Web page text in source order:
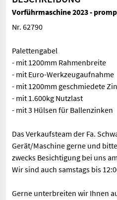
Vorführmaschine 2023 -
Nr. 62790
Palettengabel
- mit 1200mm Rahmenbreite
- mit Euro-Werkzeugaufnahme
- mit 1200mm geschmiedete
- mit 1.600kg Nutzlast
- mit 3 Hülsen für Ballenzinken
Das Verkaufsteam der Fa.
Gerät/Maschine gerne und
zwecks Besichtigung bei uns
Wir sind auch samstags bis
Gerne unterbreiten wir Ihnen